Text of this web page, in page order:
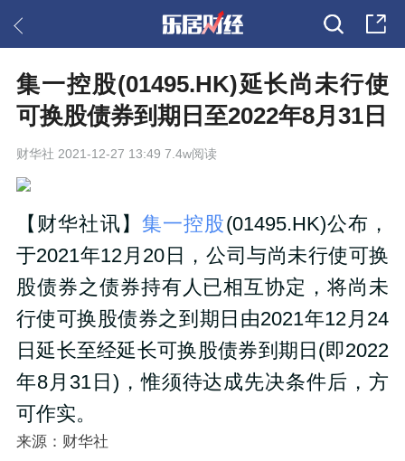
集一控股(01495.HK)延长尚未行使
可换股债券到期日至2022年8月31日
财华社 2021-12-27 13:49 7.4w阅读
【财华社讯】 集一控股(01495.HK)公布，
于2021年12月20日，公司与尚未行使可换
股债券之债券持有人已相互协定，将尚未
行使可换股债券之到期日由2021年12月24
日延长至经延长可换股债券到期日(即2022
年8月31日)，惟须待达成先决条件后，方
可作实。
来源：财华社